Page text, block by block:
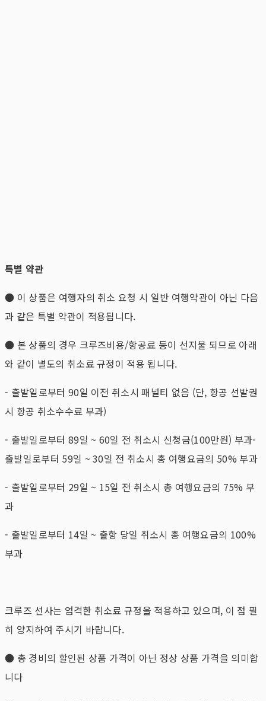
특별 약관
● 이 상품은 여행자의 취소 요청 시 일반 여행약관이 아닌 다음
과 같은 특별 약관이 적용됩니다.
● 본 상품의 경우 크루즈비용/항공료 등이 선지불 되므로 아래
와 같이 별도의 취소료 규정이 적용 됩니다.
- 출발일로부터 90일 이전 취소시 패널티 없음 (단, 항공 선발권
시 항공 취소수수료 부과)
- 출발일로부터 89일 ~ 60일 전 취소시 신청금(100만원) 부과-
출발일로부터 59일 ~ 30일 전 취소시 총 여행요금의 50% 부과
- 출발일로부터 29일 ~ 15일 전 취소시 총 여행요금의 75% 부
과
- 출발일로부터 14일 ~ 출항 당일 취소시 총 여행요금의 100%
부과
크루즈 선사는 엄격한 취소료 규정을 적용하고 있으며, 이 점 필
히 양지하여 주시기 바랍니다.
● 총 경비의 할인된 상품 가격이 아닌 정상 상품 가격을 의미합
니다